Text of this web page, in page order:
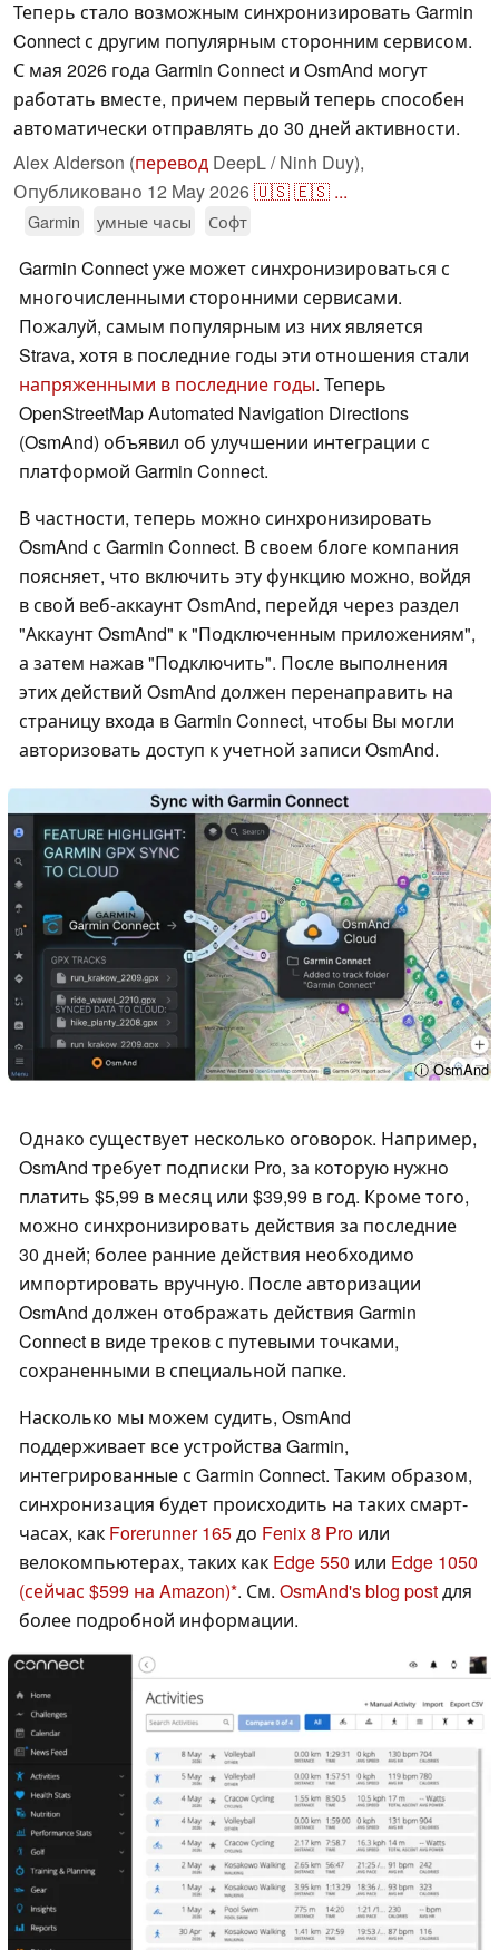
Теперь стало возможным синхронизировать Garmin
Connect с другим популярным сторонним сервисом.
С мая 2026 года Garmin Connect и OsmAnd могут
работать вместе, причем первый теперь способен
автоматически отправлять до 30 дней активности.
Alex Alderson (перевод DeepL / Ninh Duy),
Опубликовано 12 May 2026🇺🇸🇪🇸 ...
Garmin умные часы Софт
Garmin Connect уже может синхронизироваться с
многочисленными сторонними сервисами.
Пожалуй, самым популярным из них является
Strava, хотя в последние годы эти отношения стали
напряженными в последние годы. Теперь
OpenStreetMap Automated Navigation Directions
(OsmAnd) объявил об улучшении интеграции с
платформой Garmin Connect.
В частности, теперь можно синхронизировать
OsmAnd с Garmin Connect. В своем блоге компания
поясняет, что включить эту функцию можно, войдя
в свой веб-аккаунт OsmAnd, перейдя через раздел
"Аккаунт OsmAnd" к "Подключенным приложениям",
а затем нажав "Подключить". После выполнения
этих действий OsmAnd должен перенаправить на
страницу входа в Garmin Connect, чтобы Вы могли
авторизовать доступ к учетной записи OsmAnd.
ⓘ OsmAnd
Однако существует несколько оговорок. Например,
OsmAnd требует подписки Pro, за которую нужно
платить $5,99 в месяц или $39,99 в год. Кроме того,
можно синхронизировать действия за последние
30 дней; более ранние действия необходимо
импортировать вручную. После авторизации
OsmAnd должен отображать действия Garmin
Connect в виде треков с путевыми точками,
сохраненными в специальной папке.
Насколько мы можем судить, OsmAnd
поддерживает все устройства Garmin,
интегрированные с Garmin Connect. Таким образом,
синхронизация будет происходить на таких смарт-
часах, как Forerunner 165до Fenix 8 Pro или
велокомпьютерах, таких как Edge 550 или Edge 1050
(сейчас $599 на Amazon) . См. OsmAnd's blog postдля
более подробной информации.